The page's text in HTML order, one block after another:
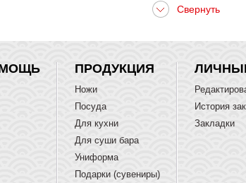
ПРОДУКЦИЯ
Ножи
Посуда
Для кухни
Для суши бара
Униформа
Подарки (сувениры)
История
Закладки